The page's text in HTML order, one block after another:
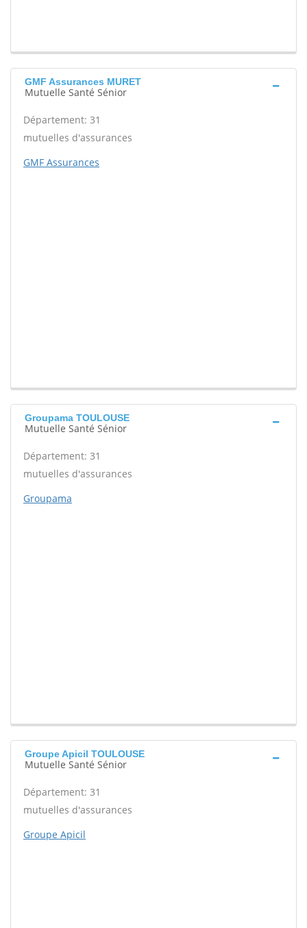
GMF Assurances MURET
Mutuelle Santé Sénior
Département: 31
mutuelles d'assurances
GMF Assurances
Groupama TOULOUSE
Mutuelle Santé Sénior
Département: 31
mutuelles d'assurances
Groupama
Groupe Apicil TOULOUSE
Mutuelle Santé Sénior
Département: 31
mutuelles d'assurances
Groupe Apicil